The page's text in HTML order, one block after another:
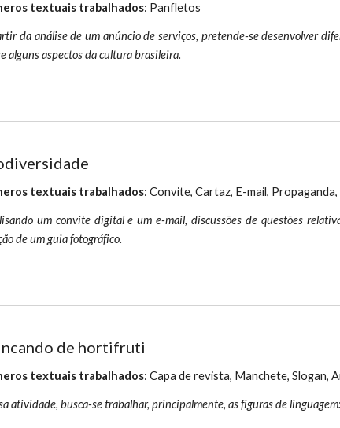
textuais trabalhados: Panfletos
da análise de um anúncio de serviços, pretende-se desenvolver
alguns aspectos da cultura brasileira.
textuais trabalhados: Convite, Cartaz, E-mail,
um convite digital e um e-mail, discussões de questões
de um guia fotográfico.
de hortifruti
textuais trabalhados: Capa de revista, Manchete, Slogan,
atividade, busca-se trabalhar, principalmente, as figuras de